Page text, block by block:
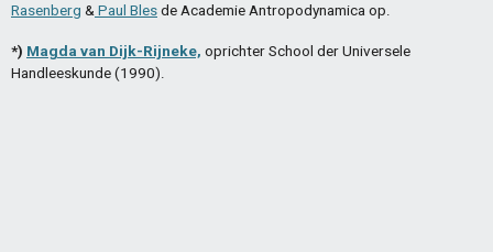
Rasenberg &Paul Blesde Academie Antropodynamica op.
*) Magda van Dijk-Rijneke, oprichter School der Universele
Handleeskunde (1990).